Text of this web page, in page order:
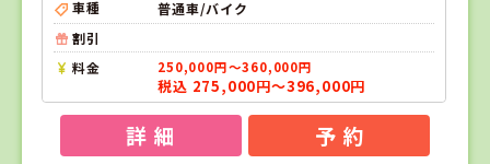
車種
普通車/バイク
割引
料金
250,000円～360,000円
税込 275,000円～396,000円
詳 細 予 約